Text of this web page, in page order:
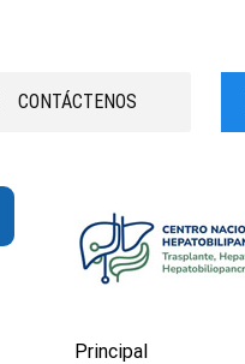
CONTÁCTENOS
Principal